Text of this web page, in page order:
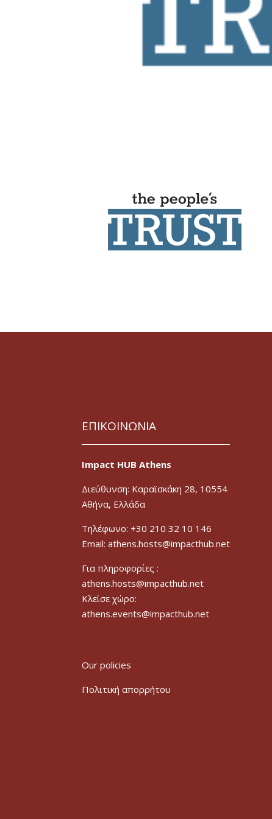
ΕΠΙΚΟΙΝΩΝΙΑ
Impact HUB Athens
Διεύθυνση: Καραϊσκάκη 28, 10554
Αθήνα, Ελλάδα
Τηλέφωνο: +30 210 32 10 146
Email: athens.hosts@impacthub.net
Για πληροφορίες :
athens.hosts@impacthub.net
Κλείσε χώρο:
athens.events@impacthub.net
Our policies
Πολιτική απορρήτου